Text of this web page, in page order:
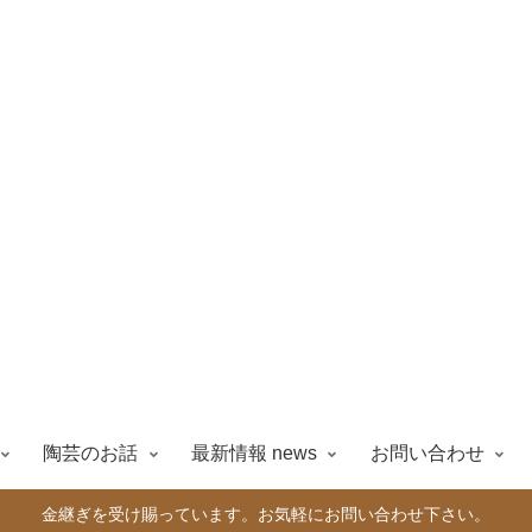
陶芸のお話 最新情報 news お問い合わせ
金継ぎを受け賜っています。お気軽にお問い合わせ下さい。